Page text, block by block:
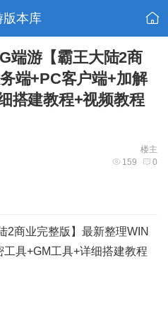
版本库
端游【霸王大陆2商
端+PC客户端+加解
搭建教程+视频教程
楼主
159 0
2商业完整版】最新整理WIN
具+GM工具+详细搭建教程